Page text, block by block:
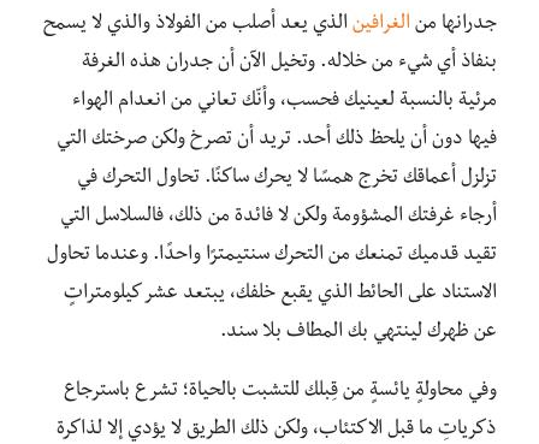
جدرانها من الغرافين الذي يعد أصلب من الفولاذ والذي لا يسمح
بنفاذ أي شيء من خلاله. وتخيل الآن أن جدران هذه الغرفة
مرئية بالنسبة لعينيك فحسب، وأنّك تعاني من انعدام الهواء
فيها دون أن يلحظ ذلك أحد. تريد أن تصرخ ولكن صرختك التي
تزلزل أعماقك تخرج همسًا لا يحرك ساكنًا. تحاول التحرك في
أرجاء غرفتك المشؤومة ولكن لا فائدة من ذلك، فالسلاسل التي
تقيد قدميك تمنعك من التحرك سنتيمترًا واحدًا. وعندما تحاول
الاستناد على الحائط الذي يقبع خلفك، يبتعد عشر كيلومتراتٍ
عن ظهرك لينتهي بك المطاف بلا سند.
وفي محاولةٍ يائسةٍ من قِبلك للتشبت بالحياة؛ تشرع باسترجاع
ذكرياتِ ما قبل الاكتئاب، ولكن ذلك الطريق لا يؤدي إلا لذاكرة